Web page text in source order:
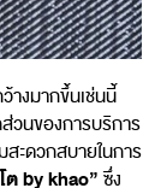
างมากขึ้นเช่นนี้
วนของการบริการ
ะดวกสบายในการ
ตby khao”ซึ่ง